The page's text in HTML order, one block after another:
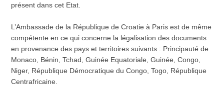
présent dans cet Etat.
L’Ambassade de la République de Croatie à Paris est de même
compétente en ce qui concerne la légalisation des documents
en provenance des pays et territoires suivants : Principauté de
Monaco, Bénin, Tchad, Guinée Equatoriale, Guinée, Congo,
Niger, République Démocratique du Congo, Togo, République
Centrafricaine.